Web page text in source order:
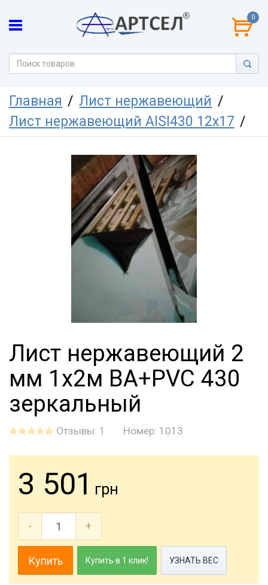
0
Главная
Лист нержавеющий
Лист нержавеющий AISI430 12х17
Лист нержавеющий 2
мм 1х2м BA+PVC 430
зеркальный
Отзывы: 1 Номер: 1013
3 501 грн
- +
Купить Купить в 1 клик! УЗНАТЬ ВЕС